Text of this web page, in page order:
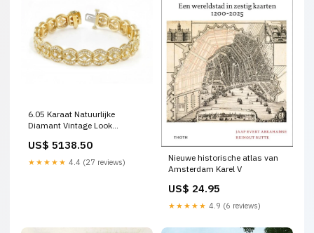
6.05 Karaat Natuurlijke
Diamant Vintage Look
Herenring
US$ 5138.50
★★★★★ 4.4 (27 reviews)
Nieuwe historische atlas van
Amsterdam Karel V
US$ 24.95
★★★★★ 4.9 (6 reviews)